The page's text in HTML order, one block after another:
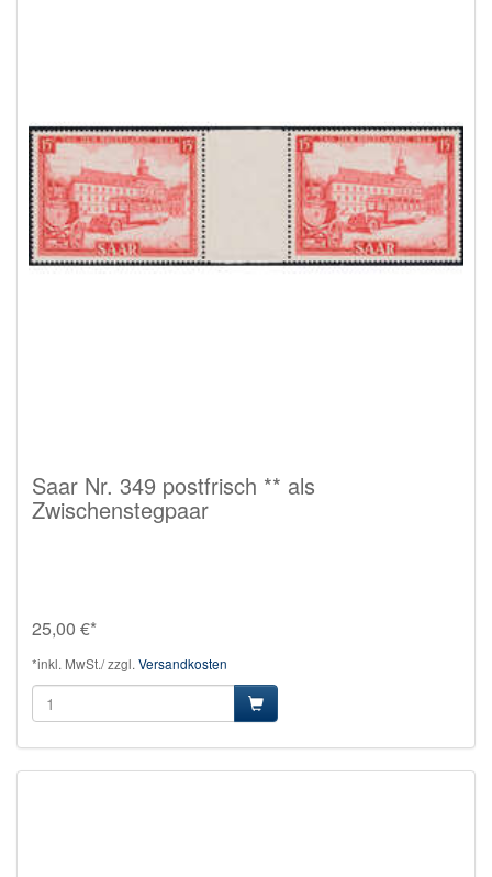
Saar Nr. 349 postfrisch ** als
Zwischenstegpaar
25,00 €*
*inkl. MwSt./ zzgl. Versandkosten